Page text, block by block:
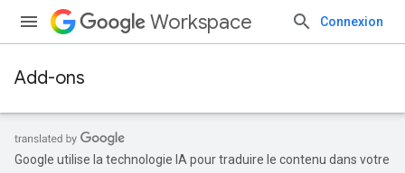
Workspace Connexion
Add-ons
Google utilise la technologie IA pour traduire le contenu dans votre